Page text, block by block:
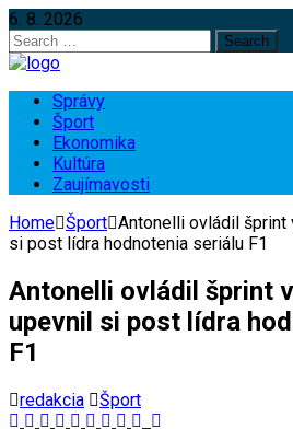
6. 8. 2026
Search
for:
Správy
Šport
Ekonomika
Kultúra
Zaujímavosti
Home Šport Antonelli ovládil šprint
si post lídra hodnotenia seriálu F1
Antonelli ovládil šprint
upevnil si post lídra
F1
redakcia Šport